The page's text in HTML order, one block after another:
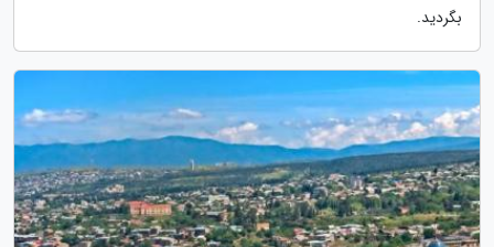
بگردید.